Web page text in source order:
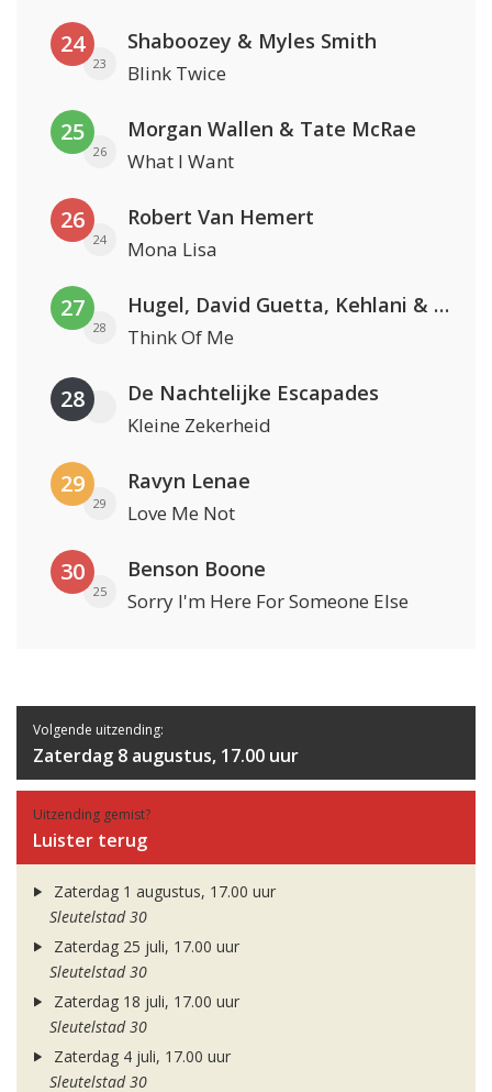
24
23
Shaboozey & Myles Smith
Blink Twice
25
26
Morgan Wallen & Tate McRae
What I Want
26
24
Robert Van Hemert
Mona Lisa
27
28
Hugel, David Guetta, Kehlani & Daecolm
Think Of Me
28 De Nachtelijke Escapades
Kleine Zekerheid
29
29
Ravyn Lenae
Love Me Not
30
25
Benson Boone
Sorry I'm Here For Someone Else
Volgende uitzending:
Zaterdag 8 augustus, 17.00 uur
Uitzending gemist?
Luister terug
Zaterdag 1 augustus, 17.00 uur
Sleutelstad 30
Zaterdag 25 juli, 17.00 uur
Sleutelstad 30
Zaterdag 18 juli, 17.00 uur
Sleutelstad 30
Zaterdag 4 juli, 17.00 uur
Sleutelstad 30